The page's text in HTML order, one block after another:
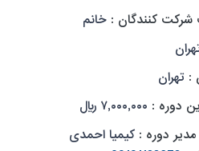
کنندگان : خانم
: تهران
دوره : ۷,۰۰۰,۰۰۰ ریال
دوره : کیمیا احمدی